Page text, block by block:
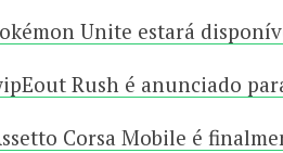
Unite estará
Rush é anunciado
Corsa Mobile é